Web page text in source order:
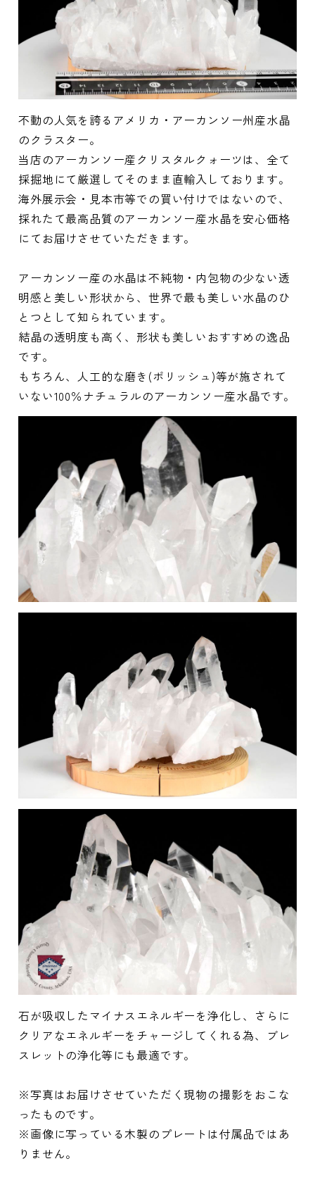
不動の人気を誇るアメリカ・アーカンソー州産水晶
のクラスター。
当店のアーカンソー産クリスタルクォーツは、全て
採掘地にて厳選してそのまま直輸入しております。
海外展示会・見本市等での買い付けではないので、
採れたて最高品質のアーカンソー産水晶を安心価格
にてお届けさせていただきます。
アーカンソー産の水晶は不純物・内包物の少ない透
明感と美しい形状から、世界で最も美しい水晶のひ
とつとして知られています。
結晶の透明度も高く、形状も美しいおすすめの逸品
です。
もちろん、人工的な磨き(ポリッシュ)等が施されて
いない100％ナチュラルのアーカンソー産水晶です。
石が吸収したマイナスエネルギーを浄化し、さらに
クリアなエネルギーをチャージしてくれる為、ブレ
スレットの浄化等にも最適です。
※写真はお届けさせていただく現物の撮影をおこな
ったものです。
※画像に写っている木製のプレートは付属品ではあ
りません。